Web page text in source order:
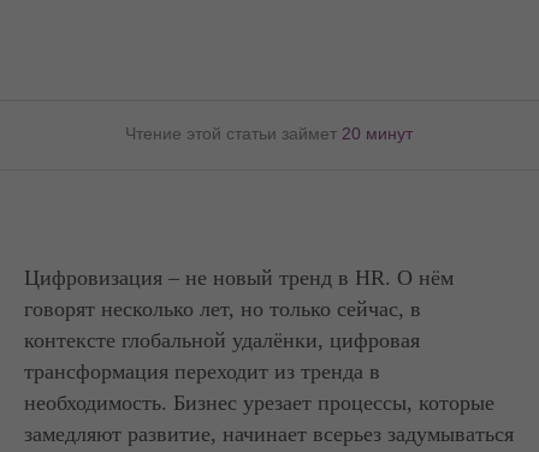
Чтение этой статьи займет 20 минут
Цифровизация – не новый тренд в HR. О нём
говорят несколько лет, но только сейчас, в
контексте глобальной удалёнки, цифровая
трансформация переходит из тренда в
необходимость. Бизнес урезает процессы, которые
замедляют развитие, начинает всерьез задумываться